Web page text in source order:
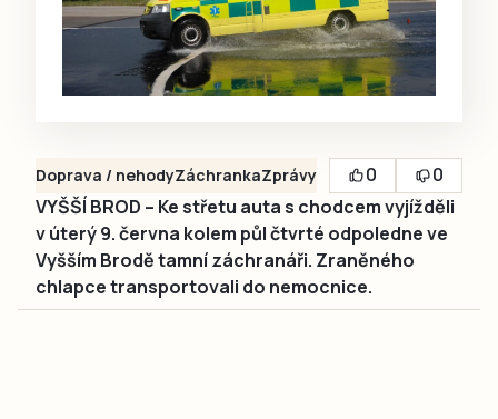
Doprava / nehodyZáchrankaZprávy 0
0
VYŠŠÍ BROD – Ke střetu auta s chodcem vyjížděli
v úterý 9. června kolem půl čtvrté odpoledne ve
Vyšším Brodě tamní záchranáři. Zraněného
chlapce transportovali do nemocnice.